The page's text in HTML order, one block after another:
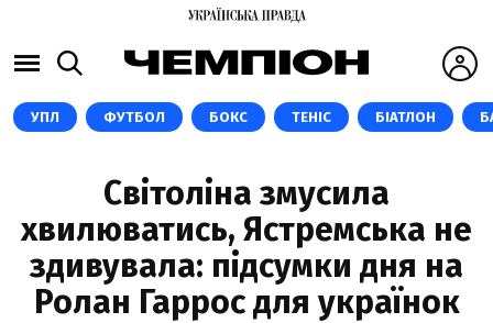
УПЛ ФУТБОЛ БОКС ТЕНІС БІАТЛОН
Світоліна змусила
хвилюватись, Ястремська не
здивувала: підсумки дня на
Ролан Гаррос для українок